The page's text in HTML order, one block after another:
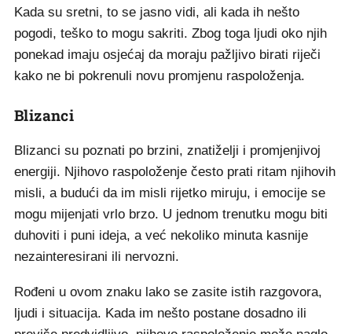
Kada su sretni, to se jasno vidi, ali kada ih nešto
pogodi, teško to mogu sakriti. Zbog toga ljudi oko njih
ponekad imaju osjećaj da moraju pažljivo birati riječi
kako ne bi pokrenuli novu promjenu raspoloženja.
Blizanci
Blizanci su poznati po brzini, znatiželji i promjenjivoj
energiji. Njihovo raspoloženje često prati ritam njihovih
misli, a budući da im misli rijetko miruju, i emocije se
mogu mijenjati vrlo brzo. U jednom trenutku mogu biti
duhoviti i puni ideja, a već nekoliko minuta kasnije
nezainteresirani ili nervozni.
Rođeni u ovom znaku lako se zasite istih razgovora,
ljudi i situacija. Kada im nešto postane dosadno ili